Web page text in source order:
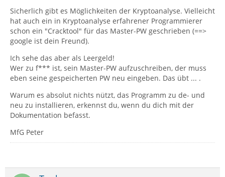
Sicherlich gibt es Möglichkeiten der Kryptoanalyse. Vielleicht
hat auch ein in Kryptoanalyse erfahrener Programmierer
schon ein "Cracktool" für das Master-PW geschrieben (==>
google ist dein Freund).
Ich sehe das aber als Leergeld!
Wer zu f*** ist, sein Master-PW aufzuschreiben, der muss
eben seine gespeicherten PW neu eingeben. Das übt ... .
Warum es absolut nichts nützt, das Programm zu de- und
neu zu installieren, erkennst du, wenn du dich mit der
Dokumentation befasst.
MfG Peter